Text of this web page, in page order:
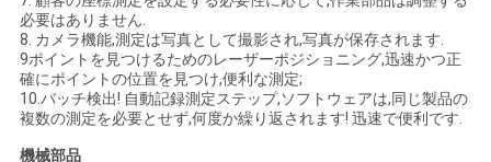
必要はありません.
8. カメラ機能,測定は写真として撮影され,写真が保存されます.
9ポイントを見つけるためのレーザーポジショニング,迅速かつ正
確にポイントの位置を見つけ,便利な測定;
10.バッチ検出! 自動記録測定ステップ,ソフトウェアは,同じ製品の
複数の測定を必要とせず,何度か繰り返されます! 迅速で便利です.
機械部品